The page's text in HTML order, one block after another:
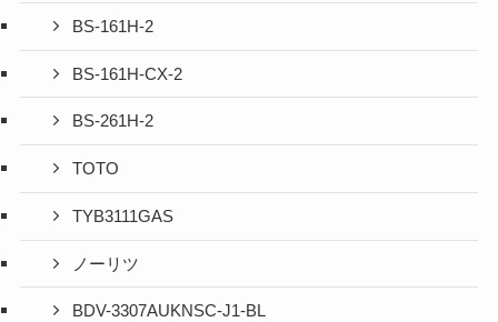
BS-161H-2
BS-161H-CX-2
BS-261H-2
TOTO
TYB3111GAS
ノーリツ
BDV-3307AUKNSC-J1-BL